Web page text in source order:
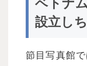
ベトナ
設立し
節目写真館